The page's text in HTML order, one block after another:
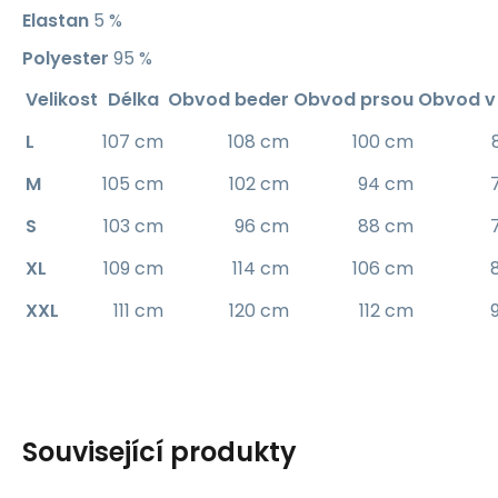
Elastan 5 %
Polyester 95 %
Velikost Délka Obvod beder Obvod prsou Obvod
L
107 cm 108 cm 100 cm
M
105 cm 102 cm 94 cm
S
103 cm 96 cm 88 cm
XL
109 cm 114 cm 106 cm
XXL
111 cm 120 cm 112 cm
Související produkty